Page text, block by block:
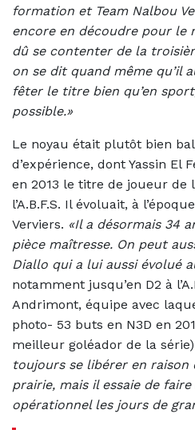
formation et Team Nalbou
encore en découdre pour le
dû se contenter de la
on se dit quand même qu’il
fêter le titre bien qu’en
possible.»
Le noyau était plutôt bien
d’expérience, dont Yassin El
en 2013 le titre de joueur de
l’A.B.F.S. Il évoluait, à
Verviers. «Il a désormais 34
pièce maîtresse. On peut
Diallo qui a lui aussi évolué
notamment jusqu’en D2 à
Andrimont, équipe avec
photo- 53 buts en N3D en
meilleur goléador de la série)
toujours se libérer en raison
prairie, mais il essaie de
opérationnel les jours de